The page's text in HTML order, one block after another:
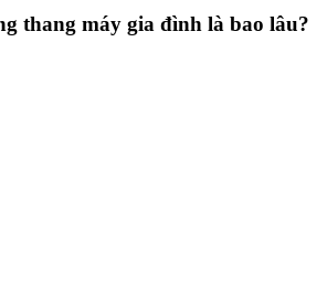
thang máy gia đình là bao lâu?